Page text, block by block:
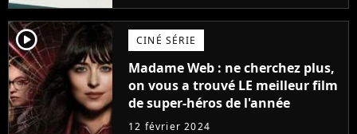
player2 CINÉ SÉRIE
Madame Web : ne cherchez plus,
on vous a trouvé LE meilleur film
de super-héros de l'année
12 février 2024